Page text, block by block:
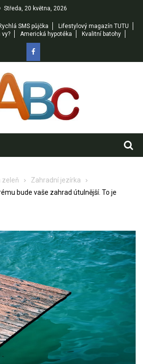
Středa, 20 května, 2026
SMS půjčka
Lifestylový magazín TUTU
Americká hypotéka Kvalitní batohy
zeleň
Zahradní jezírka
bude vaše zahrad útulnější. To je